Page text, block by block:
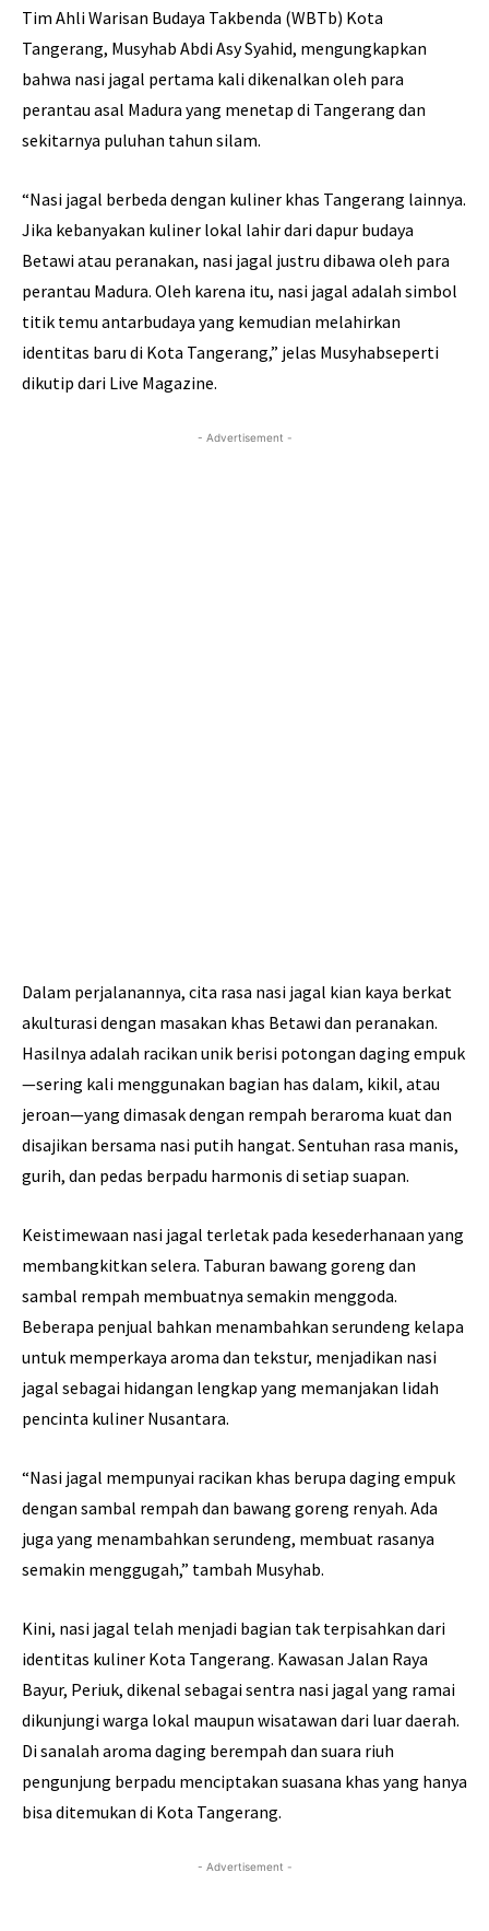
Tim Ahli Warisan Budaya Takbenda (WBTb) Kota
Tangerang, Musyhab Abdi Asy Syahid, mengungkapkan
bahwa nasi jagal pertama kali dikenalkan oleh para
perantau asal Madura yang menetap di Tangerang dan
sekitarnya puluhan tahun silam.
“Nasi jagal berbeda dengan kuliner khas Tangerang lainnya.
Jika kebanyakan kuliner lokal lahir dari dapur budaya
Betawi atau peranakan, nasi jagal justru dibawa oleh para
perantau Madura. Oleh karena itu, nasi jagal adalah simbol
titik temu antarbudaya yang kemudian melahirkan
identitas baru di Kota Tangerang,” jelas Musyhabseperti
dikutip dari Live Magazine.
- Advertisement -
Dalam perjalanannya, cita rasa nasi jagal kian kaya berkat
akulturasi dengan masakan khas Betawi dan peranakan.
Hasilnya adalah racikan unik berisi potongan daging empuk
—sering kali menggunakan bagian has dalam, kikil, atau
jeroan—yang dimasak dengan rempah beraroma kuat dan
disajikan bersama nasi putih hangat. Sentuhan rasa manis,
gurih, dan pedas berpadu harmonis di setiap suapan.
Keistimewaan nasi jagal terletak pada kesederhanaan yang
membangkitkan selera. Taburan bawang goreng dan
sambal rempah membuatnya semakin menggoda.
Beberapa penjual bahkan menambahkan serundeng kelapa
untuk memperkaya aroma dan tekstur, menjadikan nasi
jagal sebagai hidangan lengkap yang memanjakan lidah
pencinta kuliner Nusantara.
“Nasi jagal mempunyai racikan khas berupa daging empuk
dengan sambal rempah dan bawang goreng renyah. Ada
juga yang menambahkan serundeng, membuat rasanya
semakin menggugah,” tambah Musyhab.
Kini, nasi jagal telah menjadi bagian tak terpisahkan dari
identitas kuliner Kota Tangerang. Kawasan Jalan Raya
Bayur, Periuk, dikenal sebagai sentra nasi jagal yang ramai
dikunjungi warga lokal maupun wisatawan dari luar daerah.
Di sanalah aroma daging berempah dan suara riuh
pengunjung berpadu menciptakan suasana khas yang hanya
bisa ditemukan di Kota Tangerang.
- Advertisement -